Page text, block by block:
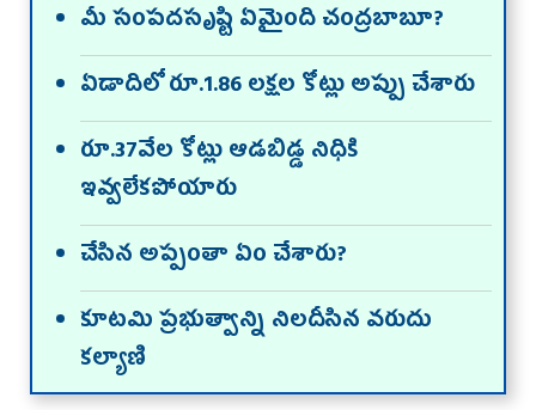
మీ సంపదసృష్టి ఏమైంది చంద్రబాబూ?
ఏడాదిలో రూ.1.86 లక్షల కోట్లు అప్పు చేశారు
రూ.37వేల కోట్లు ఆడబిడ్డ నిధికి
ఇవ్వలేకపోయారు
చేసిన అప్పంతా ఏం చేశారు?
కూటమి ప్రభుత్వాన్ని నిలదీసిన వరుదు
కల్యాణి